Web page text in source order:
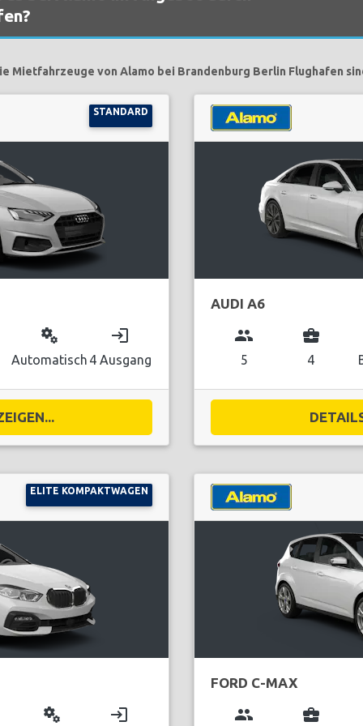
Mietfahrzeuge von Alamo bei Brandenburg Berlin Flughafen
STANDARD
miscellaneous_services
Automatisch
login
4 Ausgang
AUDI A6
group
5
business_center
4
ELITE KOMPAKTWAGEN
miscellaneous_services login
FORD C-MAX
group business_center